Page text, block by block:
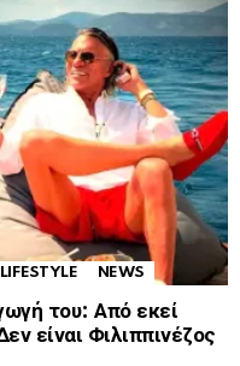
LIFESTYLE NEWS
του: Από εκεί
είναι Φιλιππινέζος